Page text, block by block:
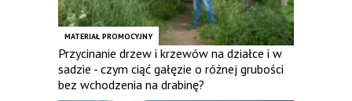
MATERIAŁ PROMOCYJNY
Przycinanie drzew i krzewów na działce i w
sadzie - czym ciąć gałęzie o różnej grubości
bez wchodzenia na drabinę?